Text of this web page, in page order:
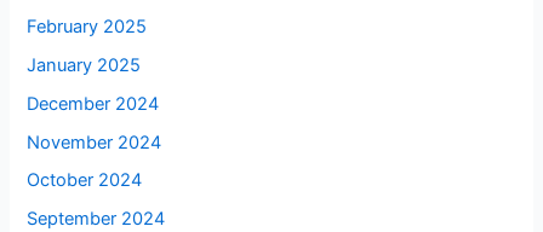
February 2025
January 2025
December 2024
November 2024
October 2024
September 2024